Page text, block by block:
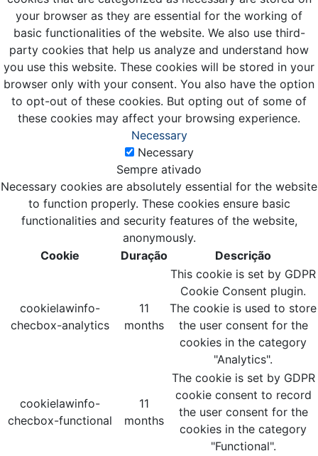
your browser as they are essential for the working of
basic functionalities of the website. We also use third-
party cookies that help us analyze and understand how
you use this website. These cookies will be stored in your
browser only with your consent. You also have the option
to opt-out of these cookies. But opting out of some of
these cookies may affect your browsing experience.
Necessary
Necessary
Sempre ativado
Necessary cookies are absolutely essential for the website
to function properly. These cookies ensure basic
functionalities and security features of the website,
anonymously.
Cookie
Duração Descrição
cookielawinfo-
checbox-analytics
11
months
This cookie is set by GDPR
Cookie Consent plugin.
The cookie is used to store
the user consent for the
cookies in the category
"Analytics".
cookielawinfo-
checbox-functional
11
months
The cookie is set by GDPR
cookie consent to record
the user consent for the
cookies in the category
"Functional".